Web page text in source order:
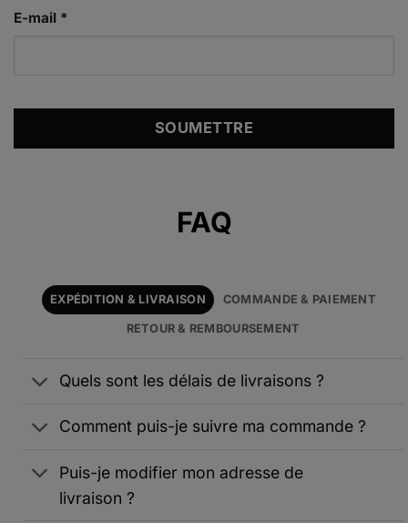
E-mail *
FAQ
EXPÉDITION & LIVRAISON COMMANDE & PAIEMENT
RETOUR & REMBOURSEMENT
Quels sont les délais de livraisons ?
Comment puis-je suivre ma commande ?
Puis-je modifier mon adresse de
livraison ?